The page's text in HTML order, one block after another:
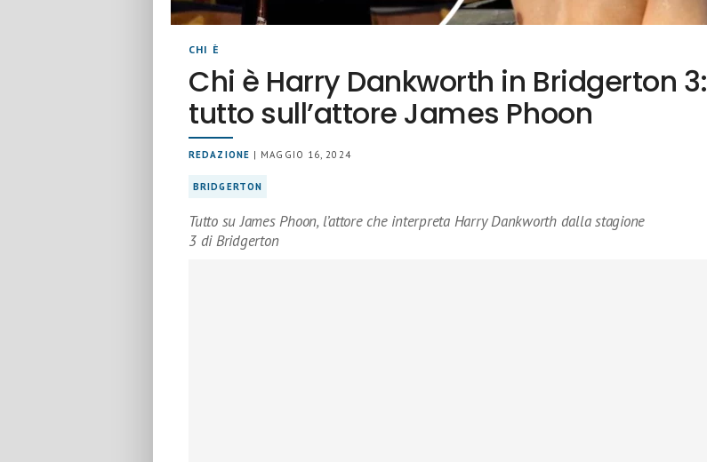
CHI È
Chi è Harry Dankworth in Bridgerton 3:
tutto sull’attore James Phoon
REDAZIONE | MAGGIO 16, 2024
BRIDGERTON
Tutto su James Phoon, l’attore che interpreta Harry Dankworth dalla stagione
3 di Bridgerton